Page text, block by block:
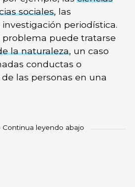
sociales, las
periodística.
problema puede tratarse
la naturaleza, un caso
conductas o
las personas en una